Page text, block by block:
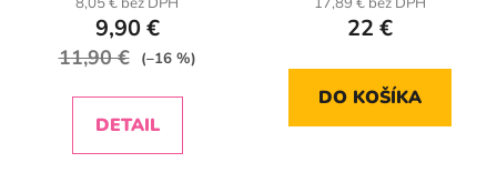
je
5,0
5
9,90 €
11,90 € (–16 %)
DETAIL
22 €
DO KOŠÍKA